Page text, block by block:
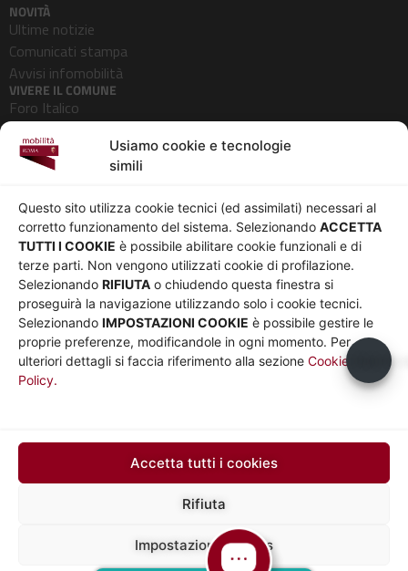
Usiamo cookie e tecnologie
simili
Questo sito utilizza cookie tecnici (ed assimilati) necessari al
corretto funzionamento del sistema. Selezionando ACCETTA
TUTTI I COOKIE è possibile abilitare cookie funzionali e di
terze parti. Non vengono utilizzati cookie di profilazione.
Selezionando RIFIUTA o chiudendo questa finestra si
proseguirà la navigazione utilizzando solo i cookie tecnici.
Selezionando IMPOSTAZIONI COOKIE è possibile gestire le
proprie preferenze, modificandole in ogni momento. Per
ulteriori dettagli si faccia riferimento alla sezione Cookie
Policy.
Accetta tutti i cookies
Rifiuta
Impostazioni cookies
NOVITÀ
Ultime notizie
Comunicati stampa
Avvisi infomobilità
VIVERE IL COMUNE
Foro Italico
Pedonalizzazioni
Aeroporti
Chi siamo
Governance
Whistleblowing
Co-Marketing
Social media policy
Informativa Cookie
Informativa Sito web e
social media
Privacy
Parità di genere
Amministrazione
trasparente
Bandi e gare
Note legali
UTILITÀ
Car Sharing Roma
Sede legale in via Silvio D’Amico 40, 00145 Roma, P. IVA e N.
Iscrizione 10735431008 del 31/12/2009 Numero REA 1253419
Usiamo